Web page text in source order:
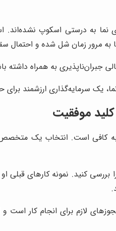
نما به درستی اسکوپ
مرور زمان شل شده و احتمال
به همراه داشته
یک سرمایه‌گذاری ارزشمند
موفقیت
کافی است. انتخاب یک
کنید. نمونه کارهای قبلی
لازم برای انجام کار است